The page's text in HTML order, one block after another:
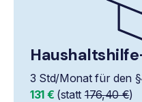
3 Std/Monat für den
131 € (statt176,40 €)